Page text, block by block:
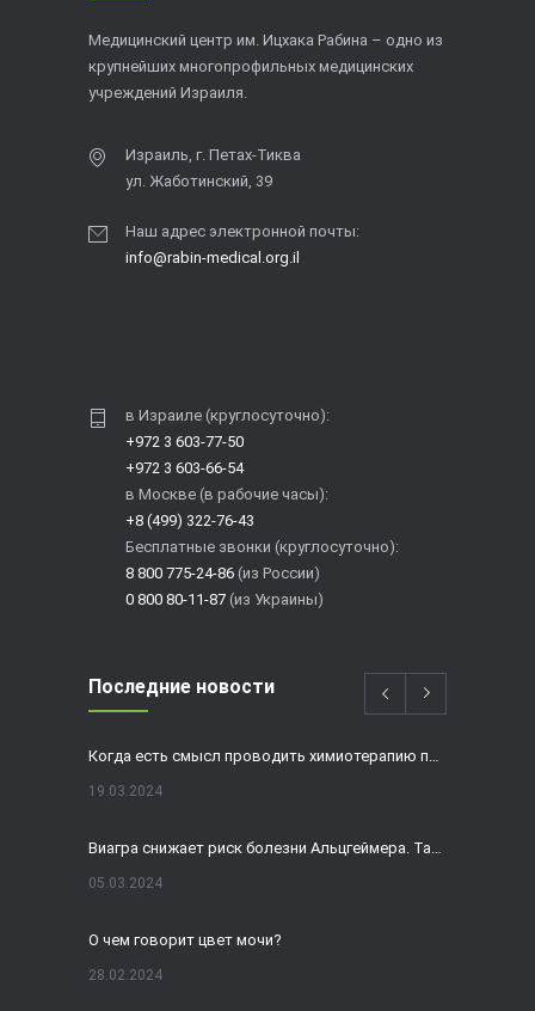
Медицинский центр им. Ицхака Рабина – одно из
крупнейших многопрофильных медицинских
учреждений Израиля.
Израиль, г. Петах-Тиква
ул. Жаботинский, 39
Наш адрес электронной почты:
info@rabin-medical.org.il
в Израиле (круглосуточно):
+972 3 603-77-50
+972 3 603-66-54
в Москве (в рабочие часы):
+8 (499) 322-76-43
Бесплатные звонки (круглосуточно):
8 800 775-24-86 (из России)
0 800 80-11-87 (из Украины)
Последние новости
19.03.2024
05.03.2024
О чем говорит цвет мочи?
28.02.2024